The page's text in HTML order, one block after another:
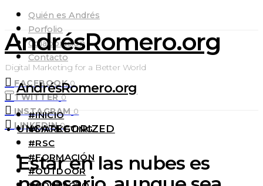
Quién es Andrés
Porfolio
Colaboración
Contacto
FACEBOOK 0
TWITTER 0
INSTAGRAM 0
LINKEDIN 0
AndrésRomero.org
Digital Marketing for a Better World
AndrésRomero.org
#INICIO
#MARKETING
#RSC
#FORMACIÓN
#OUTDOOR
UNCATEGORIZED
Estar en las nubes es